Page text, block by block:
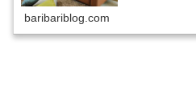
baribariblog.com